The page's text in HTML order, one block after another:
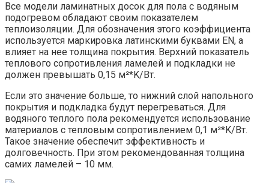
Все модели ламинатных досок для пола с водяным
подогревом обладают своим показателем
теплоизоляции. Для обозначения этого коэффициента
используется маркировка латинскими буквами EN, а
влияет на нее толщина покрытия. Верхний показатель
теплового сопротивления ламелей и подкладки не
должен превышать 0,15 м²*K/Вт.
Если это значение больше, то нижний слой напольного
покрытия и подкладка будут перегреваться. Для
водяного теплого пола рекомендуется использование
материалов с тепловым сопротивлением 0,1 м²*K/Вт.
Такое значение обеспечит эффективность и
долговечность. При этом рекомендованная толщина
самих ламелей – 10 мм.